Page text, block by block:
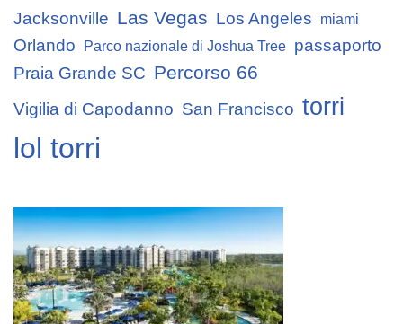
Jacksonville Las Vegas Los Angeles miami
Orlando Parco nazionale di Joshua Tree passaporto
Praia Grande SC Percorso 66
Vigilia di Capodanno San Francisco torri
lol torri